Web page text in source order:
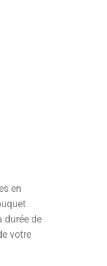
en
durée de
votre